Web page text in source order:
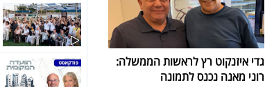
גדי איזנקוט רץ לראשות הממשלה:
רוני מאנה נכנס לתמונה